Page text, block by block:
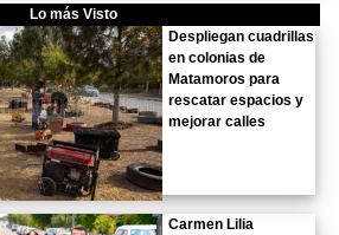
Lo más Visto
Despliegan cuadrillas
en colonias de
Matamoros para
rescatar espacios y
mejorar calles
Carmen Lilia